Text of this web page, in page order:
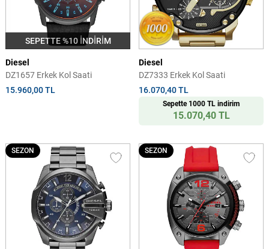
SEPETTE %10 İNDİRİM
Diesel
DZ1657 Erkek Kol Saati
15.960,00 TL
Diesel
DZ7333 Erkek Kol Saati
16.070,40 TL
Sepette 1000 TL indirim
15.070,40 TL
SEZON SEZON